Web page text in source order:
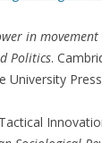
in movement
Politics.
University